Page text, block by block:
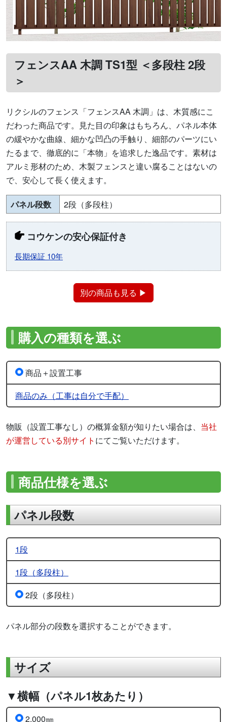
フェンスAA 木調 TS1型 ＜多段柱 2段
＞
リクシルのフェンス「フェンスAA 木調」は、木質感にこ
だわった商品です。見た目の印象はもちろん、パネル本体
の緩やかな曲線、細かな凹凸の手触り、細部のパーツにい
たるまで、徹底的に「本物」を追求した逸品です。素材は
アルミ形材のため、木製フェンスと違い腐ることはないの
で、安心して長く使えます。
パネル段数 2段（多段柱）
コウケンの安心保証付き
長期保証 10年
別の商品も見る ▶
購入の種類を選ぶ
物販（設置工事なし）の概算金額が知りたい場合は、 当社
が運営している別サイト にてご覧いただけます。
商品＋設置工事
商品のみ（工事は自分で手配）
商品仕様を選ぶ
パネル段数
パネル部分の段数を選択することができます。
1段
1段（多段柱）
2段（多段柱）
サイズ
▼横幅（パネル1枚あたり）
2,000㎜